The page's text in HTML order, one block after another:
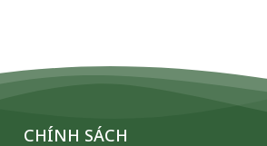
CHÍNH SÁCH